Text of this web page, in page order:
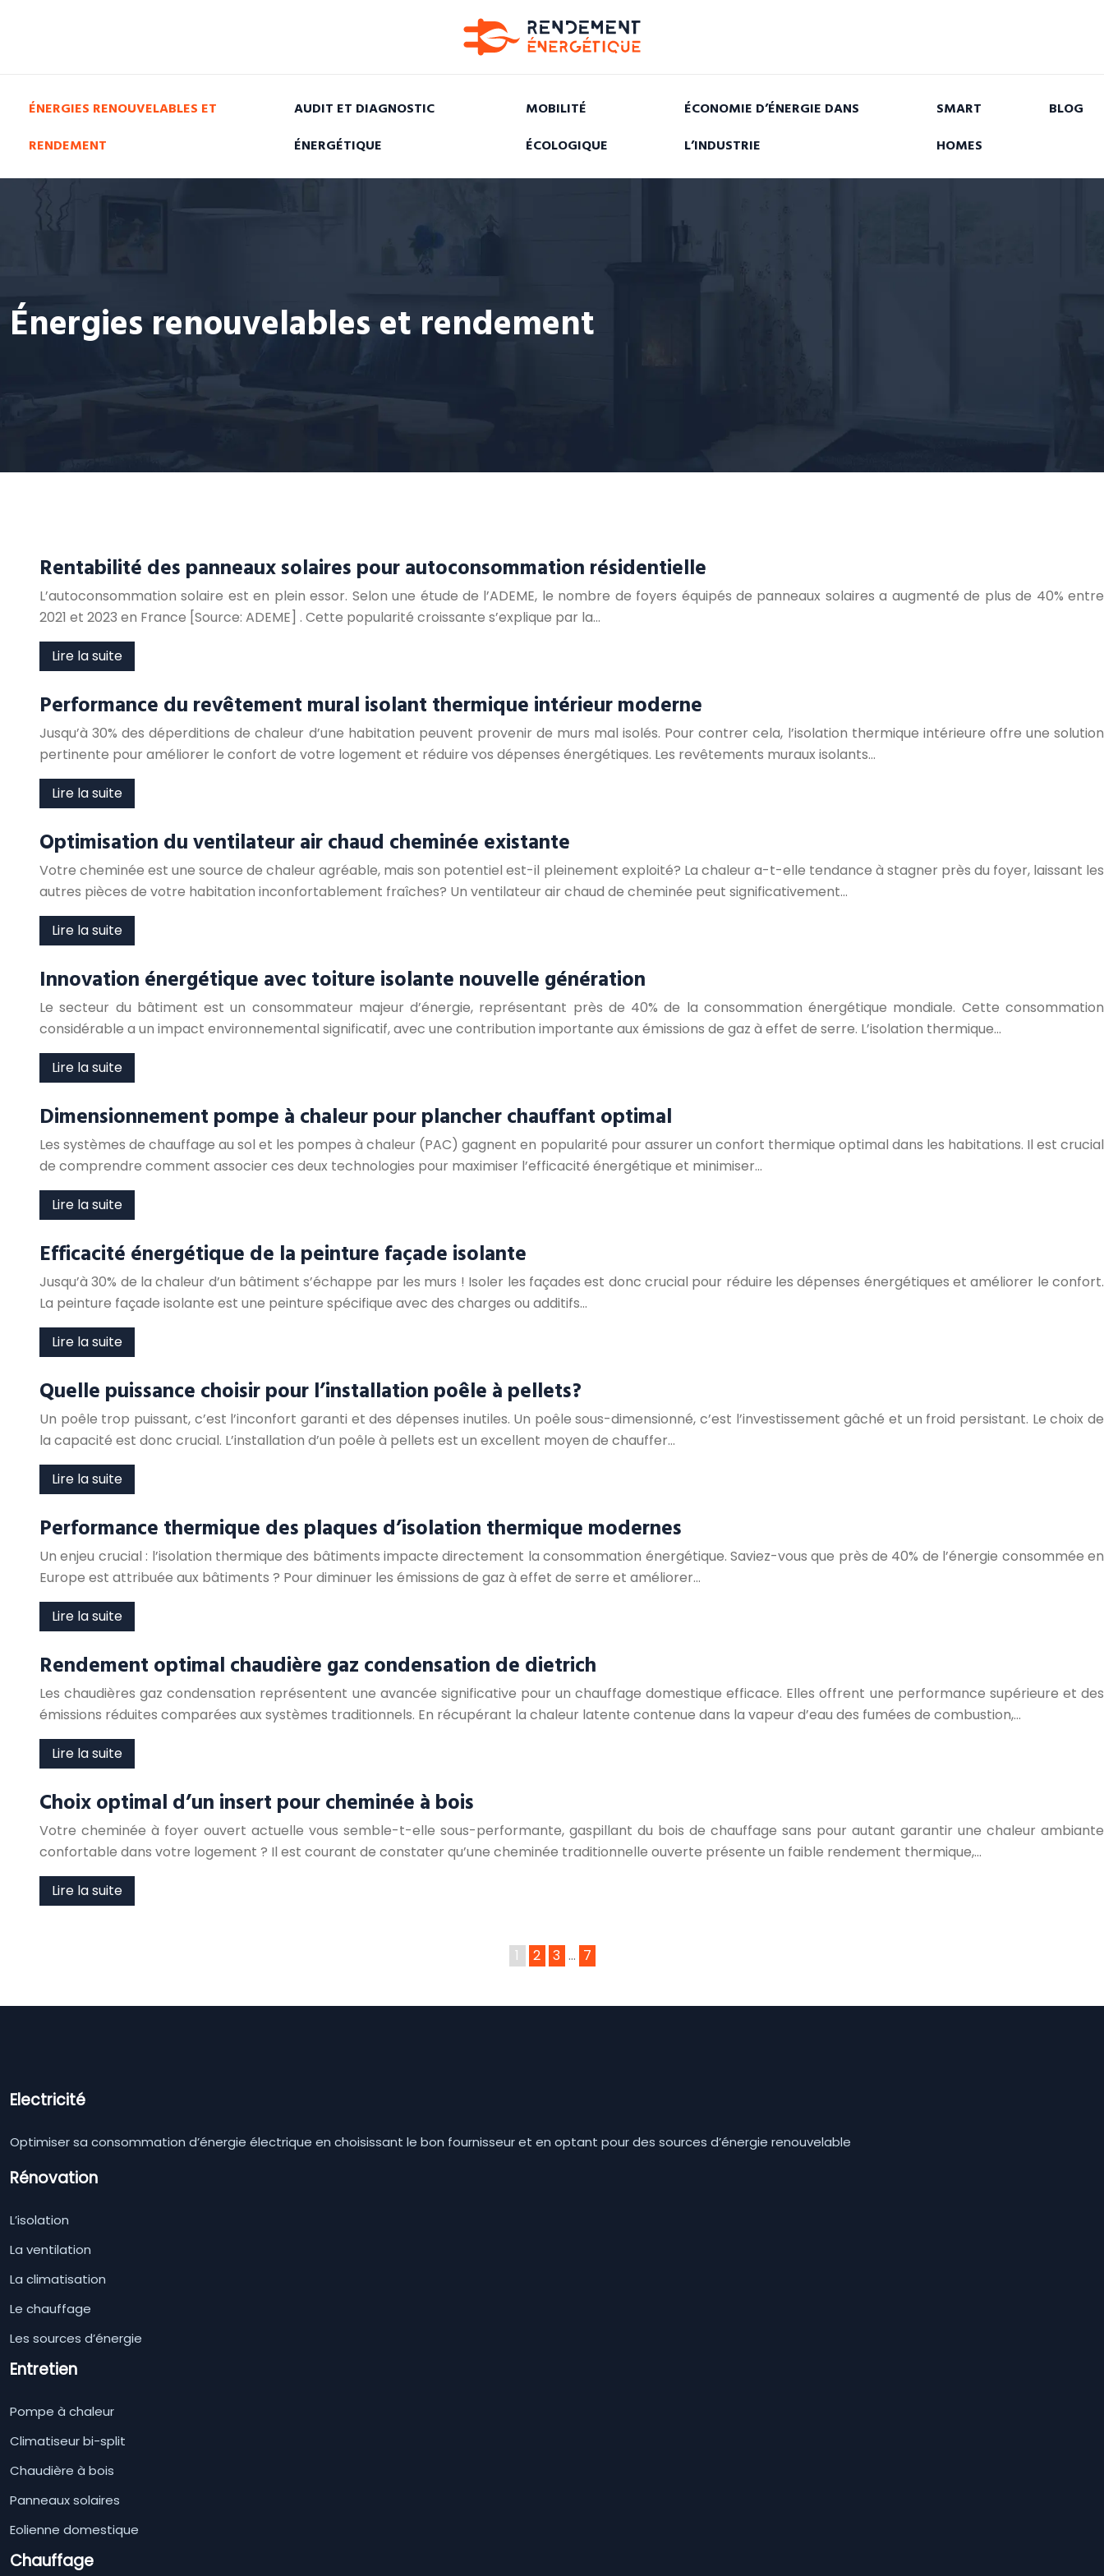
ÉNERGIES RENOUVELABLES ET
RENDEMENT
AUDIT ET DIAGNOSTIC
ÉNERGÉTIQUE
MOBILITÉ
ÉCOLOGIQUE
ÉCONOMIE D’ÉNERGIE DANS
L’INDUSTRIE
SMART
HOMES
BLOG
Énergies renouvelables et rendement
Rentabilité des panneaux solaires pour autoconsommation résidentielle
L’autoconsommation solaire est en plein essor. Selon une étude de l’ADEME, le nombre de foyers équipés de panneaux solaires a augmenté de plus de 40% entre
2021 et 2023 en France [Source: ADEME] . Cette popularité croissante s’explique par la…
Lire la suite
Performance du revêtement mural isolant thermique intérieur moderne
Jusqu’à 30% des déperditions de chaleur d’une habitation peuvent provenir de murs mal isolés. Pour contrer cela, l’isolation thermique intérieure offre une solution
pertinente pour améliorer le confort de votre logement et réduire vos dépenses énergétiques. Les revêtements muraux isolants…
Lire la suite
Optimisation du ventilateur air chaud cheminée existante
Votre cheminée est une source de chaleur agréable, mais son potentiel est-il pleinement exploité? La chaleur a-t-elle tendance à stagner près du foyer, laissant les
autres pièces de votre habitation inconfortablement fraîches? Un ventilateur air chaud de cheminée peut significativement…
Lire la suite
Innovation énergétique avec toiture isolante nouvelle génération
Le secteur du bâtiment est un consommateur majeur d’énergie, représentant près de 40% de la consommation énergétique mondiale. Cette consommation
considérable a un impact environnemental significatif, avec une contribution importante aux émissions de gaz à effet de serre. L’isolation thermique…
Lire la suite
Dimensionnement pompe à chaleur pour plancher chauffant optimal
Les systèmes de chauffage au sol et les pompes à chaleur (PAC) gagnent en popularité pour assurer un confort thermique optimal dans les habitations. Il est crucial
de comprendre comment associer ces deux technologies pour maximiser l’efficacité énergétique et minimiser…
Lire la suite
Efficacité énergétique de la peinture façade isolante
Jusqu’à 30% de la chaleur d’un bâtiment s’échappe par les murs ! Isoler les façades est donc crucial pour réduire les dépenses énergétiques et améliorer le confort.
La peinture façade isolante est une peinture spécifique avec des charges ou additifs…
Lire la suite
Quelle puissance choisir pour l’installation poêle à pellets?
Un poêle trop puissant, c’est l’inconfort garanti et des dépenses inutiles. Un poêle sous-dimensionné, c’est l’investissement gâché et un froid persistant. Le choix de
la capacité est donc crucial. L’installation d’un poêle à pellets est un excellent moyen de chauffer…
Lire la suite
Performance thermique des plaques d’isolation thermique modernes
Un enjeu crucial : l’isolation thermique des bâtiments impacte directement la consommation énergétique. Saviez-vous que près de 40% de l’énergie consommée en
Europe est attribuée aux bâtiments ? Pour diminuer les émissions de gaz à effet de serre et améliorer…
Lire la suite
Rendement optimal chaudière gaz condensation de dietrich
Les chaudières gaz condensation représentent une avancée significative pour un chauffage domestique efficace. Elles offrent une performance supérieure et des
émissions réduites comparées aux systèmes traditionnels. En récupérant la chaleur latente contenue dans la vapeur d’eau des fumées de combustion,…
Lire la suite
Choix optimal d’un insert pour cheminée à bois
Votre cheminée à foyer ouvert actuelle vous semble-t-elle sous-performante, gaspillant du bois de chauffage sans pour autant garantir une chaleur ambiante
confortable dans votre logement ? Il est courant de constater qu’une cheminée traditionnelle ouverte présente un faible rendement thermique,…
Lire la suite
1 2 3 … 7
Electricité
Optimiser sa consommation d’énergie électrique en choisissant le bon fournisseur et en optant pour des sources d’énergie renouvelable
Rénovation
L’isolation
La ventilation
La climatisation
Le chauffage
Les sources d’énergie
Entretien
Pompe à chaleur
Climatiseur bi-split
Chaudière à bois
Panneaux solaires
Eolienne domestique
Chauffage